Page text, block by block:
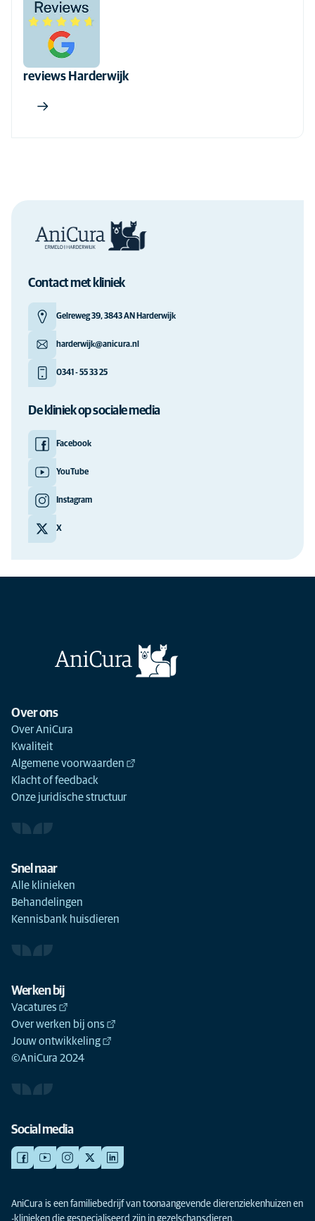
reviews Harderwijk
Contact met kliniek
Gelreweg 39, 3843 AN Harderwijk
harderwijk@anicura.nl
0341 - 55 33 25
De kliniek op sociale media
Facebook
YouTube
Instagram
X
Over ons
Over AniCura
Kwaliteit
Algemene voorwaarden
Klacht of feedback
Onze juridische structuur
Snel naar
Alle klinieken
Behandelingen
Kennisbank huisdieren
Werken bij
Vacatures
Over werken bij ons
Jouw ontwikkeling
©AniCura 2024
Social media
AniCura is een familiebedrijf van toonaangevende dierenziekenhuizen en
-klinieken die gespecialiseerd zijn in gezelschapsdieren.